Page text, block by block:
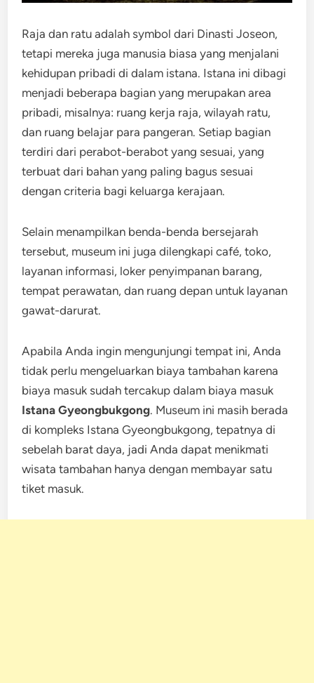
Raja dan ratu adalah symbol dari Dinasti Joseon,
tetapi mereka juga manusia biasa yang menjalani
kehidupan pribadi di dalam istana. Istana ini dibagi
menjadi beberapa bagian yang merupakan area
pribadi, misalnya: ruang kerja raja, wilayah ratu,
dan ruang belajar para pangeran. Setiap bagian
terdiri dari perabot-berabot yang sesuai, yang
terbuat dari bahan yang paling bagus sesuai
dengan criteria bagi keluarga kerajaan.
Selain menampilkan benda-benda bersejarah
tersebut, museum ini juga dilengkapi café, toko,
layanan informasi, loker penyimpanan barang,
tempat perawatan, dan ruang depan untuk layanan
gawat-darurat.
Apabila Anda ingin mengunjungi tempat ini, Anda
tidak perlu mengeluarkan biaya tambahan karena
biaya masuk sudah tercakup dalam biaya masuk
Istana Gyeongbukgong. Museum ini masih berada
di kompleks Istana Gyeongbukgong, tepatnya di
sebelah barat daya, jadi Anda dapat menikmati
wisata tambahan hanya dengan membayar satu
tiket masuk.